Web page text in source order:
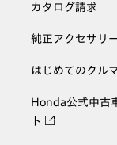
カタログ請求
純正アクセサリ
はじめてのクル
Honda公式中古
ト